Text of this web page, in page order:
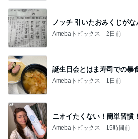
ノッチ 引いたおみくじがな
Amebaトピックス 2日前
誕生日会とはま寿司での暴
Amebaトピックス 1日前
ニオイたくない！簡単習慣
Amebaトピックス 15時間前